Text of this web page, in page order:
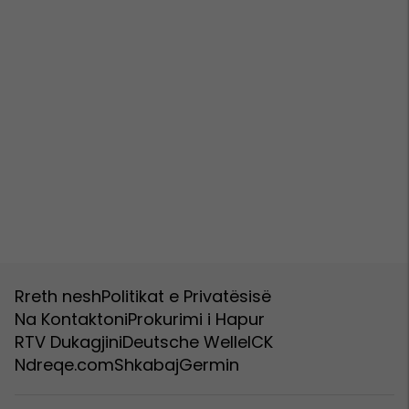
Rreth neshPolitikat e Privatësisë
Na KontaktoniProkurimi i Hapur
RTV DukagjiniDeutsche WelleICK
Ndreqe.comShkabajGermin